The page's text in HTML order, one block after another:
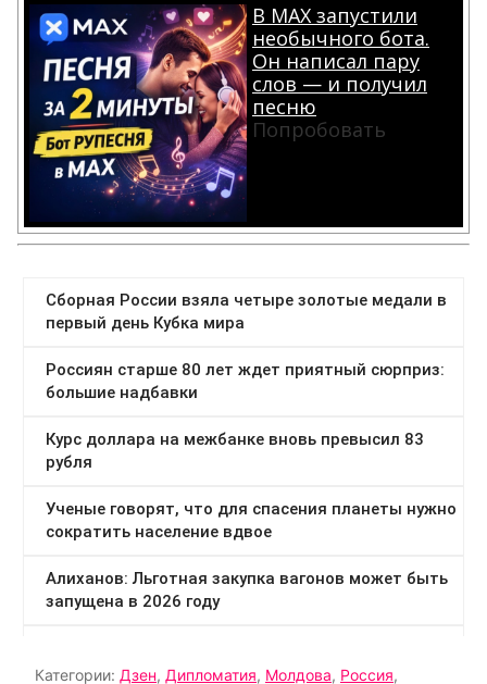
В MAX запустили
необычного бота.
Он написал пару
слов — и получил
песню
Попробовать
Категории: Дзен, Дипломатия, Молдова, Россия,